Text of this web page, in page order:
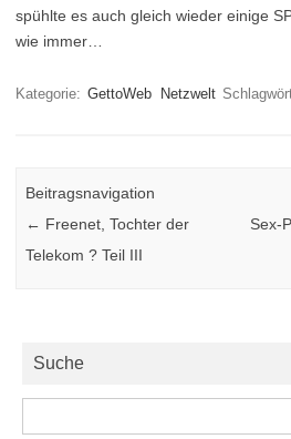
spühlte es auch gleich wieder einige
wie immer…
Kategorie: GettoWeb Netzwelt
Beitragsnavigation
← Freenet, Tochter der
Telekom ? Teil III
Sex-
Suche